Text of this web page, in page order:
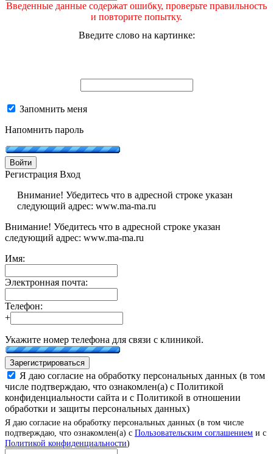
Введенные данные содержат ошибку, проверьте правильность
и повторите попытку.
Введите слово на картинке:
Запомнить меня
Напомнить пароль
Войти
Регистрация Вход
Внимание! Убедитесь что в адресной строке указан
следующий адрес: www.ma-ma.ru
Внимание! Убедитесь что в адресной строке указан
следующий адрес: www.ma-ma.ru
Имя:
Электронная почта:
Телефон:
+
Укажите номер телефона для связи с клиникой.
Зарегистрироваться
Я даю согласие на обработку персональных данных (в том
числе подтверждаю, что ознакомлен(а) с Политикой
конфиденциальности сайта и с Политикой в отношении
обработки и защиты персональных данных)
Я даю согласие на обработку персональных данных (в том числе
подтверждаю, что ознакомлен(а) с Пользовательским соглашением и с
Политикой конфиденциальности)